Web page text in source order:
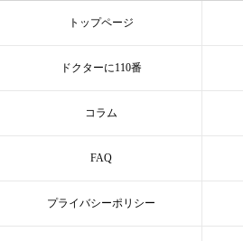
トップページ
ドクターに110番
コラム
FAQ
プライバシーポリシー